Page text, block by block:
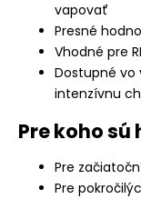
vapovať
Presné
Vhodné pre
Dostupné vo
intenzívnu
Pre koho
Pre
Pre